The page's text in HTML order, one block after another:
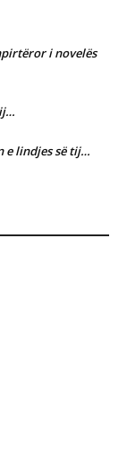
i novelës
e lindjes së tij…